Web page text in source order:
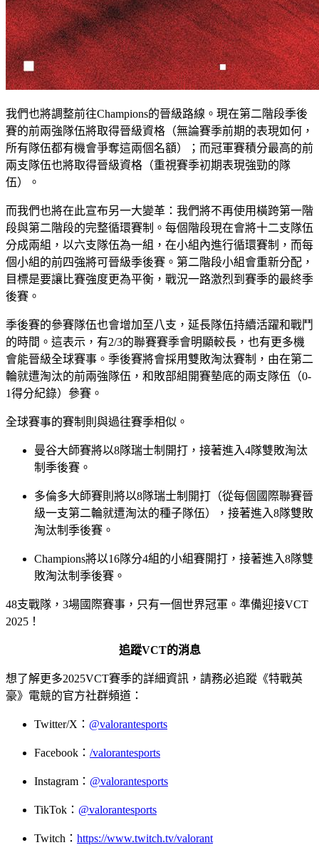
我們也將調整前往Champions的晉級路線。現在第二階段季後
賽的前兩強隊伍將取得晉級資格（無論賽季前期的表現如何，
所有隊伍都有機會爭奪這兩個名額）；而冠軍賽積分最高的前
兩支隊伍也將取得晉級資格（重視賽季初期表現強勁的隊
伍）。
而我們也將在此宣布另一大變革：我們將不再使用橫跨第一階
段與第二階段的完整循環賽制。每個階段現在會將十二支隊伍
分成兩組，以六支隊伍為一組，在小組內進行循環賽制，而每
個小組的前四強將可晉級季後賽。第二階段小組會重新分配，
目標是要讓比賽強度更為平衡，戰況一路激烈到賽季的最終季
後賽。
季後賽的參賽隊伍也會增加至八支，延長隊伍持續活躍和戰鬥
的時間。這表示，有2/3的聯賽賽季會明顯較長，也有更多機
會能晉級全球賽事。季後賽將會採用雙敗淘汰賽制，由在第二
輪就遭淘汰的前兩強隊伍，和敗部組開賽墊底的兩支隊伍（0-
1得分紀錄）參賽。
全球賽事的賽制則與過往賽季相似。
曼谷大師賽將以8隊瑞士制開打，接著進入4隊雙敗淘汰
制季後賽。
多倫多大師賽則將以8隊瑞士制開打（從每個國際聯賽晉
級一支第二輪就遭淘汰的種子隊伍），接著進入8隊雙敗
淘汰制季後賽。
Champions將以16隊分4組的小組賽開打，接著進入8隊雙
敗淘汰制季後賽。
48支戰隊，3場國際賽事，只有一個世界冠軍。準備迎接VCT
2025！
追蹤VCT的消息
想了解更多2025VCT賽季的詳細資訊，請務必追蹤《特戰英
豪》電競的官方社群頻道：
Twitter/X： @valorantesports
Facebook： /valorantesports
Instagram： @valorantesports
TikTok： @valorantesports
Twitch： https://www.twitch.tv/valorant